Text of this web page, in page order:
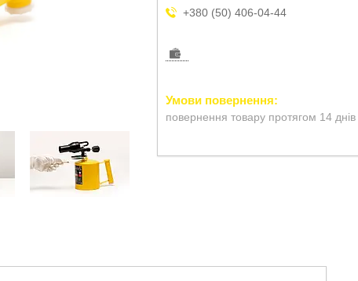
+380 (50) 406-04-44
повернення товару протягом 14 днів